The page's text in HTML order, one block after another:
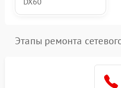
Этапы ремонта